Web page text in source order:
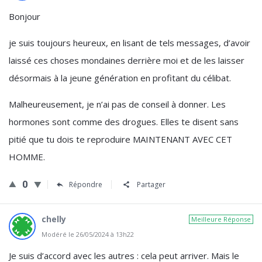
Bonjour
je suis toujours heureux, en lisant de tels messages, d’avoir
laissé ces choses mondaines derrière moi et de les laisser
désormais à la jeune génération en profitant du célibat.
Malheureusement, je n’ai pas de conseil à donner. Les
hormones sont comme des drogues. Elles te disent sans
pitié que tu dois te reproduire MAINTENANT AVEC CET
HOMME.
0 Répondre Partager
Meilleure Réponse
chelly
Modéré le 26/05/2024 à 13h22
Je suis d’accord avec les autres : cela peut arriver. Mais le